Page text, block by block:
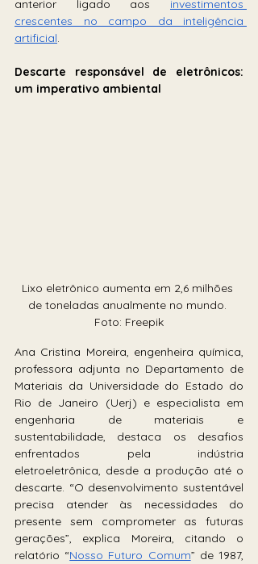
anterior ligado aos investimentos
crescentes no campo da inteligência
artificial.
Descarte responsável de eletrônicos:
um imperativo ambiental
Lixo eletrônico aumenta em 2,6 milhões
de toneladas anualmente no mundo.
Foto: Freepik
Ana Cristina Moreira, engenheira química,
professora adjunta no Departamento de
Materiais da Universidade do Estado do
Rio de Janeiro (Uerj) e especialista em
engenharia de materiais e
sustentabilidade, destaca os desafios
enfrentados pela indústria
eletroeletrônica, desde a produção até o
descarte. “O desenvolvimento sustentável
precisa atender às necessidades do
presente sem comprometer as futuras
gerações”, explica Moreira, citando o
relatório “Nosso Futuro Comum” de 1987,